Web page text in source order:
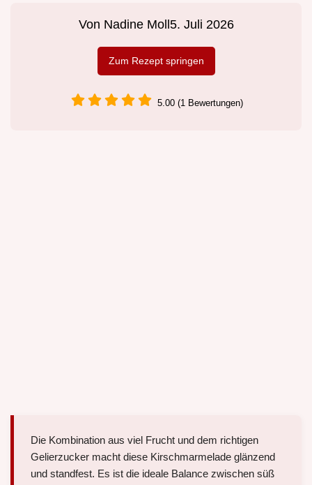
Von Nadine Moll 5. Juli 2026
Zum Rezept springen
5.00 (1 Bewertungen)
Die Kombination aus viel Frucht und dem richtigen
Gelierzucker macht diese Kirschmarmelade glänzend
und standfest. Es ist die ideale Balance zwischen süß